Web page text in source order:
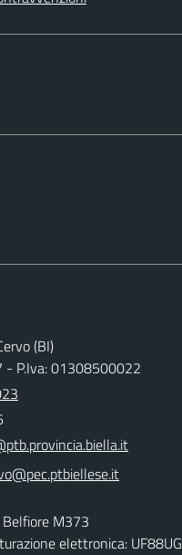
(BI)
- P.Iva: 01308500022
M373
elettronica: UF88UG